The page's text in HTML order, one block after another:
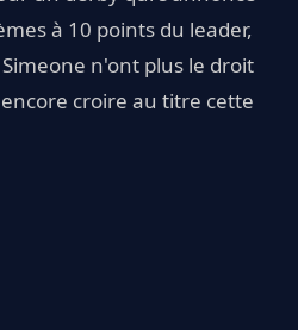
à 10 points du leader,
n'ont plus le droit
croire au titre cette